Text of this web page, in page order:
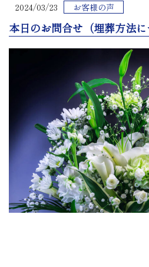
2024/03/23 お客様の声
本日のお問合せ（埋葬方法に